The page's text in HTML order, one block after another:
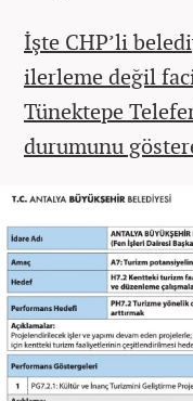
İşte CHP’li
ilerleme değil
Tünektepe
durumunu